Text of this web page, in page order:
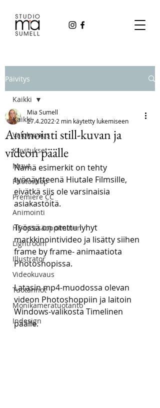
Päivitys
Kaikki
Valokuvaus
Kuvitukset
Muut
Photoshop
Premiere CC
Animointi
HE-työssäoppiminen
Lightroom
Illustrator
Videokuvaus
Tuotannot
Monikameratuotanto
Indesign
Kaikki
Animointi still-kuvan ja
videon päälle
Mia Sumell
27.4.2022 2 min käytetty lukemiseen
Nämä esimerkit on tehty
työnäytteenä Hiutale Filmsille,
eivätkä siis ole varsinaisia
asiakastöitä.
Työssä on otettu lyhyt
markkinointivideo ja lisätty siihen
frame by frame- animaatiota
Photoshopissa.
Latasin mp4-muodossa olevan
videon Photoshoppiin ja laitoin
Windows-valikosta Timelinen
päälle.